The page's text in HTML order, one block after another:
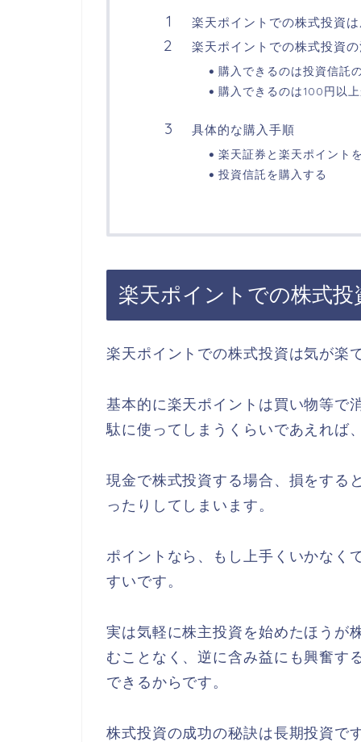
楽天ポイントでの株式投資
楽天ポイントでの株式投資
購入できるのは投資信託
購入できるのは100円以
具体的な購入手順
楽天証券と楽天ポイント
投資信託を購入する
楽天ポイントでの株式
楽天ポイントでの株式投資は気が楽
基本的に楽天ポイントは買い物等で
駄に使ってしまうくらいであえれば
現金で株式投資する場合、損をする
ったりしてしまいます。
ポイントなら、もし上手くいかなく
すいです。
実は気軽に株主投資を始めたほうが
むことなく、逆に含み益にも興奮す
できるからです。
株式投資の成功の秘訣は長期投資で